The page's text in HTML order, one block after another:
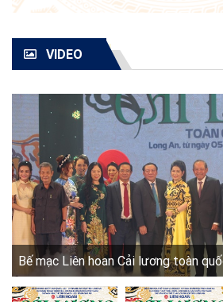
VIDEO
Bế mạc Liên hoan Cải lương toàn